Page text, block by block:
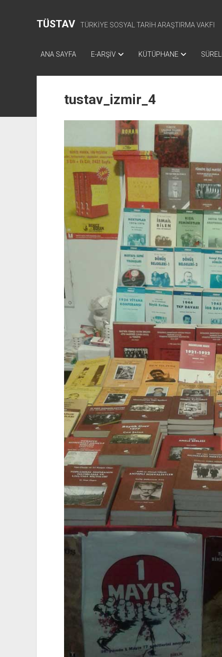
TÜSTAV TÜRKİYE SOSYAL TARİH ARAŞTIRMA VAKFI
ANA SAYFA E-ARŞİV KÜTÜPHANE
tustav_izmir_4